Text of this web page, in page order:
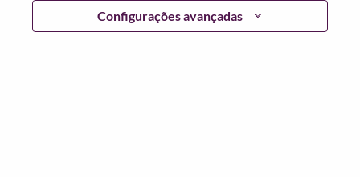
Configurações avançadas